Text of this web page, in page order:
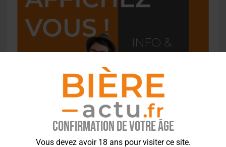
Confirmation de votre âge
Vous devez avoir 18 ans pour visiter ce site.